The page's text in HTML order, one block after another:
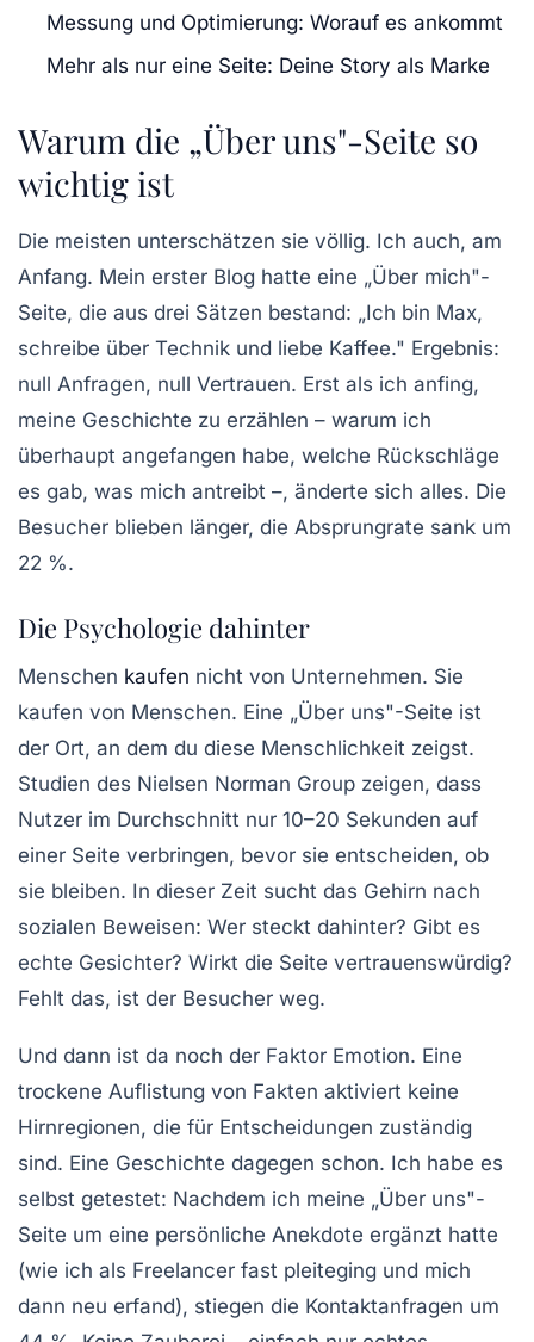
Messung und Optimierung: Worauf es ankommt
Mehr als nur eine Seite: Deine Story als Marke
Warum die „Über uns"-Seite so
wichtig ist
Die meisten unterschätzen sie völlig. Ich auch, am
Anfang. Mein erster Blog hatte eine „Über mich"-
Seite, die aus drei Sätzen bestand: „Ich bin Max,
schreibe über Technik und liebe Kaffee." Ergebnis:
null Anfragen, null Vertrauen. Erst als ich anfing,
meine Geschichte zu erzählen – warum ich
überhaupt angefangen habe, welche Rückschläge
es gab, was mich antreibt –, änderte sich alles. Die
Besucher blieben länger, die Absprungrate sank um
22 %.
Die Psychologie dahinter
Menschen kaufen nicht von Unternehmen. Sie
kaufen von Menschen. Eine „Über uns"-Seite ist
der Ort, an dem du diese Menschlichkeit zeigst.
Studien des Nielsen Norman Group zeigen, dass
Nutzer im Durchschnitt nur 10–20 Sekunden auf
einer Seite verbringen, bevor sie entscheiden, ob
sie bleiben. In dieser Zeit sucht das Gehirn nach
sozialen Beweisen: Wer steckt dahinter? Gibt es
echte Gesichter? Wirkt die Seite vertrauenswürdig?
Fehlt das, ist der Besucher weg.
Und dann ist da noch der Faktor Emotion. Eine
trockene Auflistung von Fakten aktiviert keine
Hirnregionen, die für Entscheidungen zuständig
sind. Eine Geschichte dagegen schon. Ich habe es
selbst getestet: Nachdem ich meine „Über uns"-
Seite um eine persönliche Anekdote ergänzt hatte
(wie ich als Freelancer fast pleiteging und mich
dann neu erfand), stiegen die Kontaktanfragen um